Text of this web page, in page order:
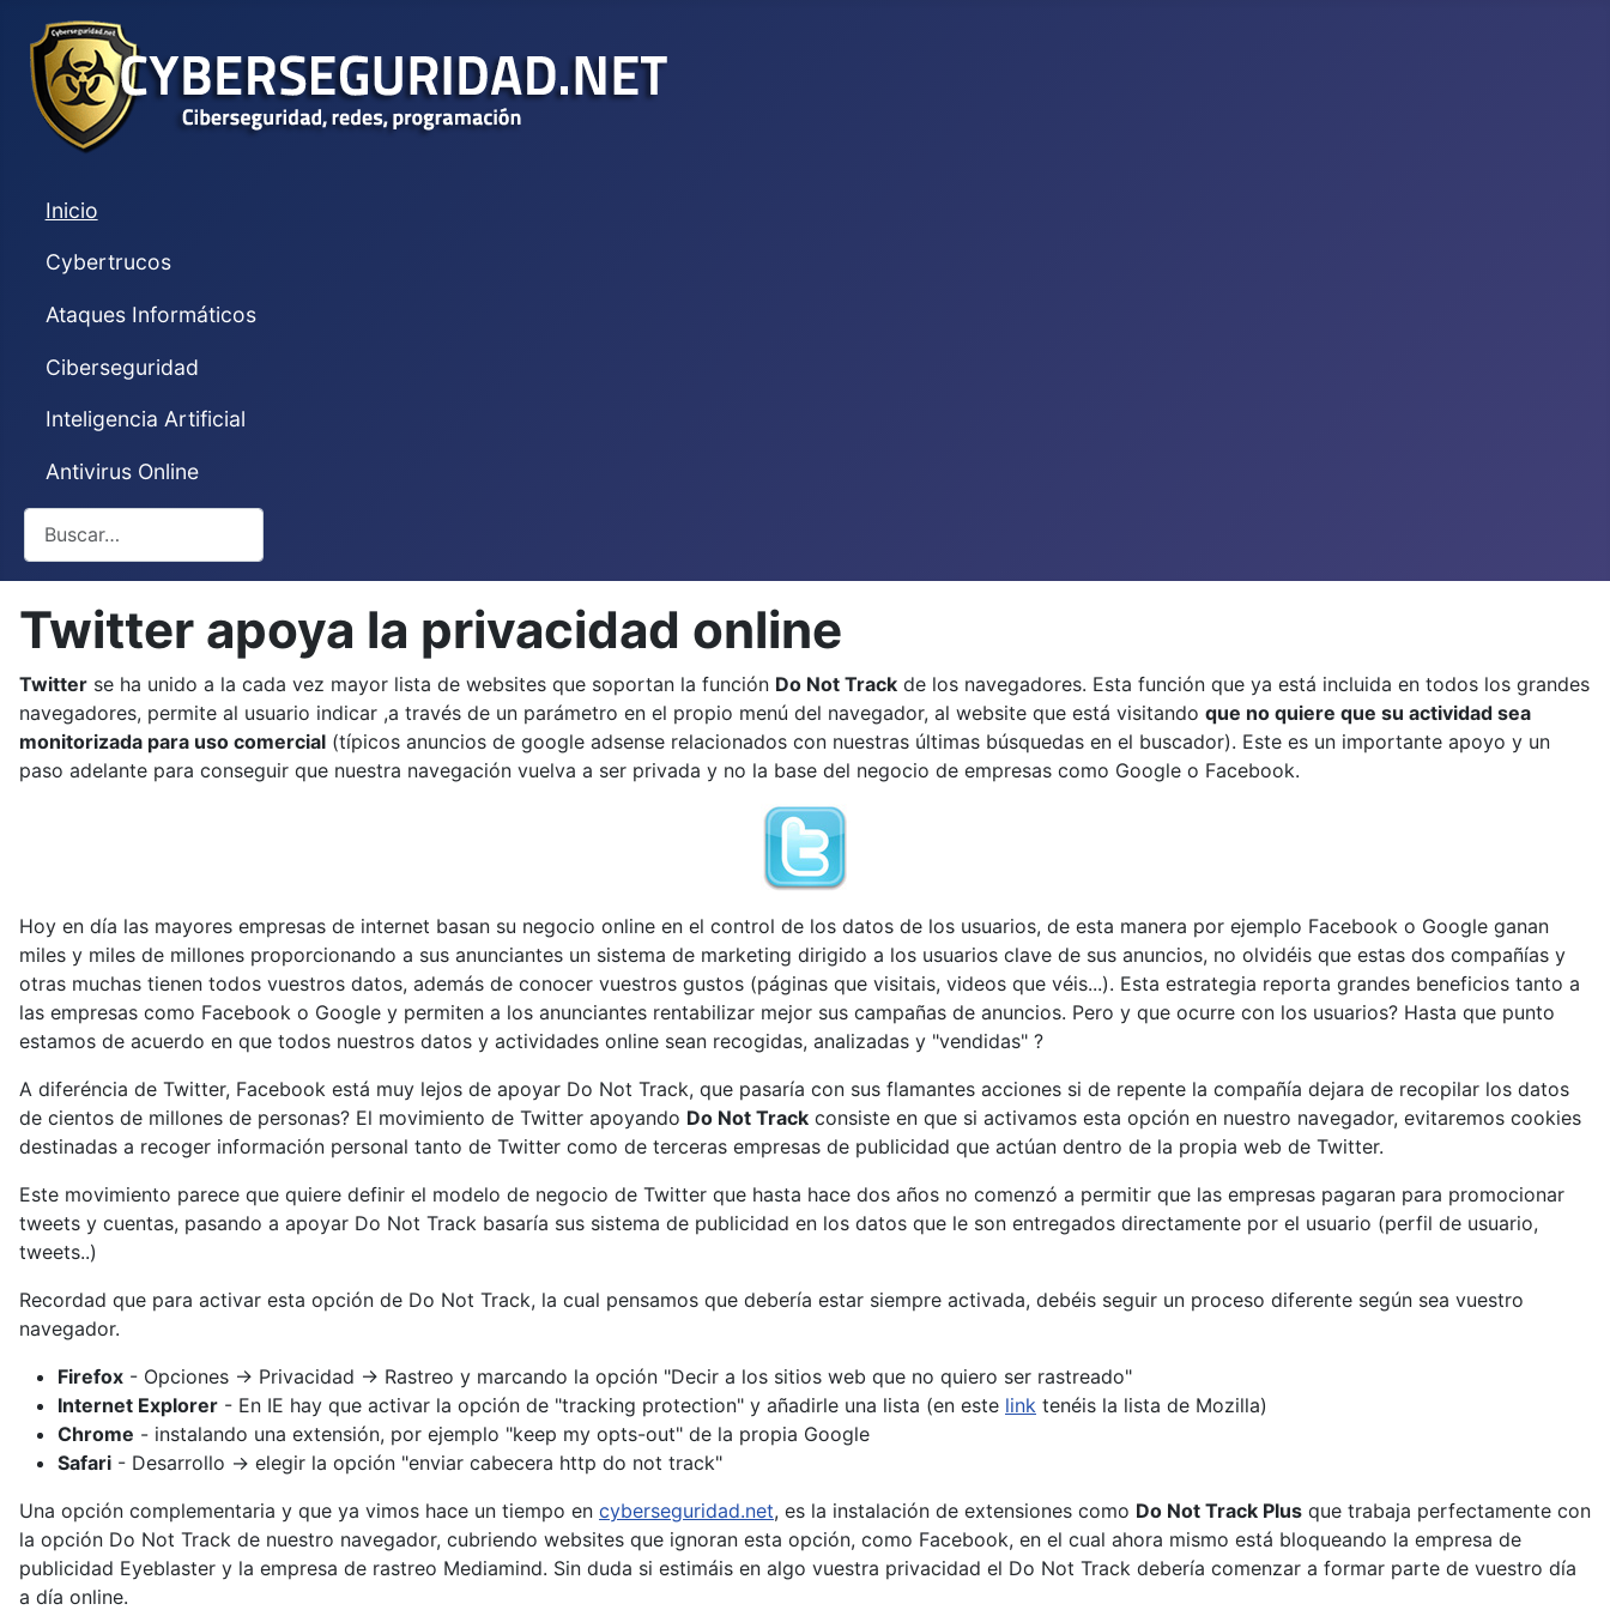
Inicio
Cybertrucos
Ataques Informáticos
Ciberseguridad
Inteligencia Artificial
Antivirus Online
Buscar
Twitter apoya la privacidad online
Twitter se ha unido a la cada vez mayor lista de websites que soportan la función Do Not Track de los navegadores. Esta función que ya está incluida en todos los grandes
navegadores, permite al usuario indicar ,a través de un parámetro en el propio menú del navegador, al website que está visitando que no quiere que su actividad sea
monitorizada para uso comercial (típicos anuncios de google adsense relacionados con nuestras últimas búsquedas en el buscador). Este es un importante apoyo y un
paso adelante para conseguir que nuestra navegación vuelva a ser privada y no la base del negocio de empresas como Google o Facebook.
Hoy en día las mayores empresas de internet basan su negocio online en el control de los datos de los usuarios, de esta manera por ejemplo Facebook o Google ganan
miles y miles de millones proporcionando a sus anunciantes un sistema de marketing dirigido a los usuarios clave de sus anuncios, no olvidéis que estas dos compañías y
otras muchas tienen todos vuestros datos, además de conocer vuestros gustos (páginas que visitais, videos que véis...). Esta estrategia reporta grandes beneficios tanto a
las empresas como Facebook o Google y permiten a los anunciantes rentabilizar mejor sus campañas de anuncios. Pero y que ocurre con los usuarios? Hasta que punto
estamos de acuerdo en que todos nuestros datos y actividades online sean recogidas, analizadas y "vendidas" ?
A diferéncia de Twitter, Facebook está muy lejos de apoyar Do Not Track, que pasaría con sus flamantes acciones si de repente la compañía dejara de recopilar los datos
de cientos de millones de personas? El movimiento de Twitter apoyando Do Not Track consiste en que si activamos esta opción en nuestro navegador, evitaremos cookies
destinadas a recoger información personal tanto de Twitter como de terceras empresas de publicidad que actúan dentro de la propia web de Twitter.
Este movimiento parece que quiere definir el modelo de negocio de Twitter que hasta hace dos años no comenzó a permitir que las empresas pagaran para promocionar
tweets y cuentas, pasando a apoyar Do Not Track basaría sus sistema de publicidad en los datos que le son entregados directamente por el usuario (perfil de usuario,
tweets..)
Recordad que para activar esta opción de Do Not Track, la cual pensamos que debería estar siempre activada, debéis seguir un proceso diferente según sea vuestro
navegador.
Firefox - Opciones -> Privacidad -> Rastreo y marcando la opción "Decir a los sitios web que no quiero ser rastreado"
Internet Explorer - En IE hay que activar la opción de "tracking protection" y añadirle una lista (en este link tenéis la lista de Mozilla)
Chrome - instalando una extensión, por ejemplo "keep my opts-out" de la propia Google
Safari - Desarrollo -> elegir la opción "enviar cabecera http do not track"
Una opción complementaria y que ya vimos hace un tiempo en cyberseguridad.net, es la instalación de extensiones como Do Not Track Plus que trabaja perfectamente con
la opción Do Not Track de nuestro navegador, cubriendo websites que ignoran esta opción, como Facebook, en el cual ahora mismo está bloqueando la empresa de
publicidad Eyeblaster y la empresa de rastreo Mediamind. Sin duda si estimáis en algo vuestra privacidad el Do Not Track debería comenzar a formar parte de vuestro día
a día online.